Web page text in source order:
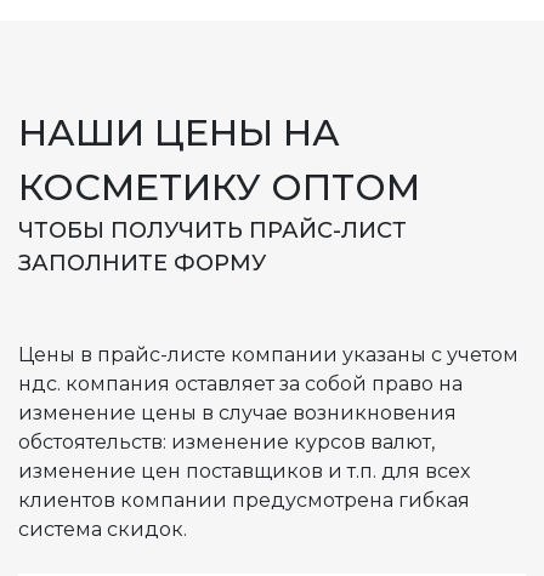
НАШИ ЦЕНЫ НА
КОСМЕТИКУ ОПТОМ
ЧТОБЫ ПОЛУЧИТЬ ПРАЙС-ЛИСТ
ЗАПОЛНИТЕ ФОРМУ
Цены в прайс-листе компании указаны с учетом
ндс. компания оставляет за собой право на
изменение цены в случае возникновения
обстоятельств: изменение курсов валют,
изменение цен поставщиков и т.п. для всех
клиентов компании предусмотрена гибкая
система скидок.